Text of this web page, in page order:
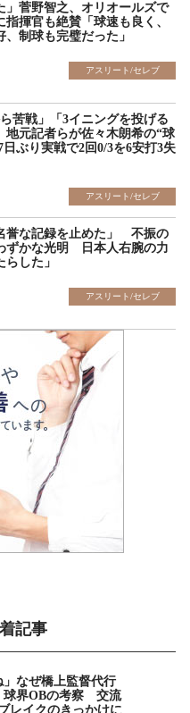
」菅野智之、オリオールズで
指揮官も絶賛「球速も良く、
制球も完璧だった」
アスリート/セレブ
ら苦戦」「3イニングを投げる
元記者らが佐々木朗希の“球
ぶり実戦で2回0/3を6安打3失
アスリート/セレブ
誉な記録を止めた」 不振の
ずかな光明 日本人右腕の力
した」
アスリート/セレブ
記事
」なぜ橋上監督代行
界OBの考察 交流
レイクのきっかけに